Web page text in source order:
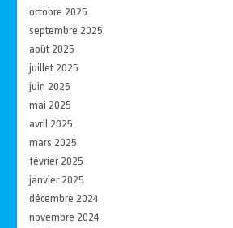
octobre 2025
septembre 2025
août 2025
juillet 2025
juin 2025
mai 2025
avril 2025
mars 2025
février 2025
janvier 2025
décembre 2024
novembre 2024